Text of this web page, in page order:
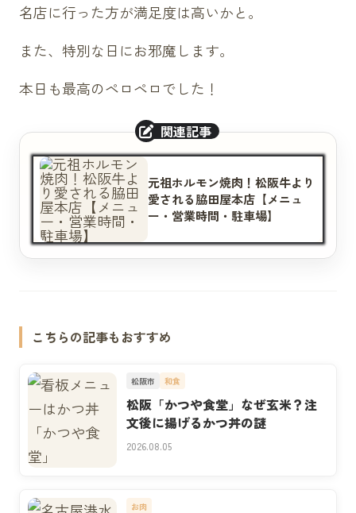
名店に行った方が満足度は高いかと。
また、特別な日にお邪魔します。
本日も最高のペロペロでした！
元祖ホルモン焼肉！松阪牛より
愛される脇田屋本店【メニュ
ー・営業時間・駐車場】
こちらの記事もおすすめ
松阪市 和食
松阪「かつや食堂」なぜ玄米？注
文後に揚げるかつ丼の謎
2026.08.05
お肉